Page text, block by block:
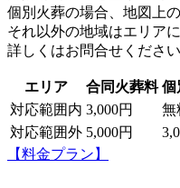
個別火葬の場合、地図上
それ以外の地域はエリア
詳しくはお問合せください
エリア 合同火葬料 個
対応範囲内 3,000円
無
対応範囲外 5,000円
【料金プラン】